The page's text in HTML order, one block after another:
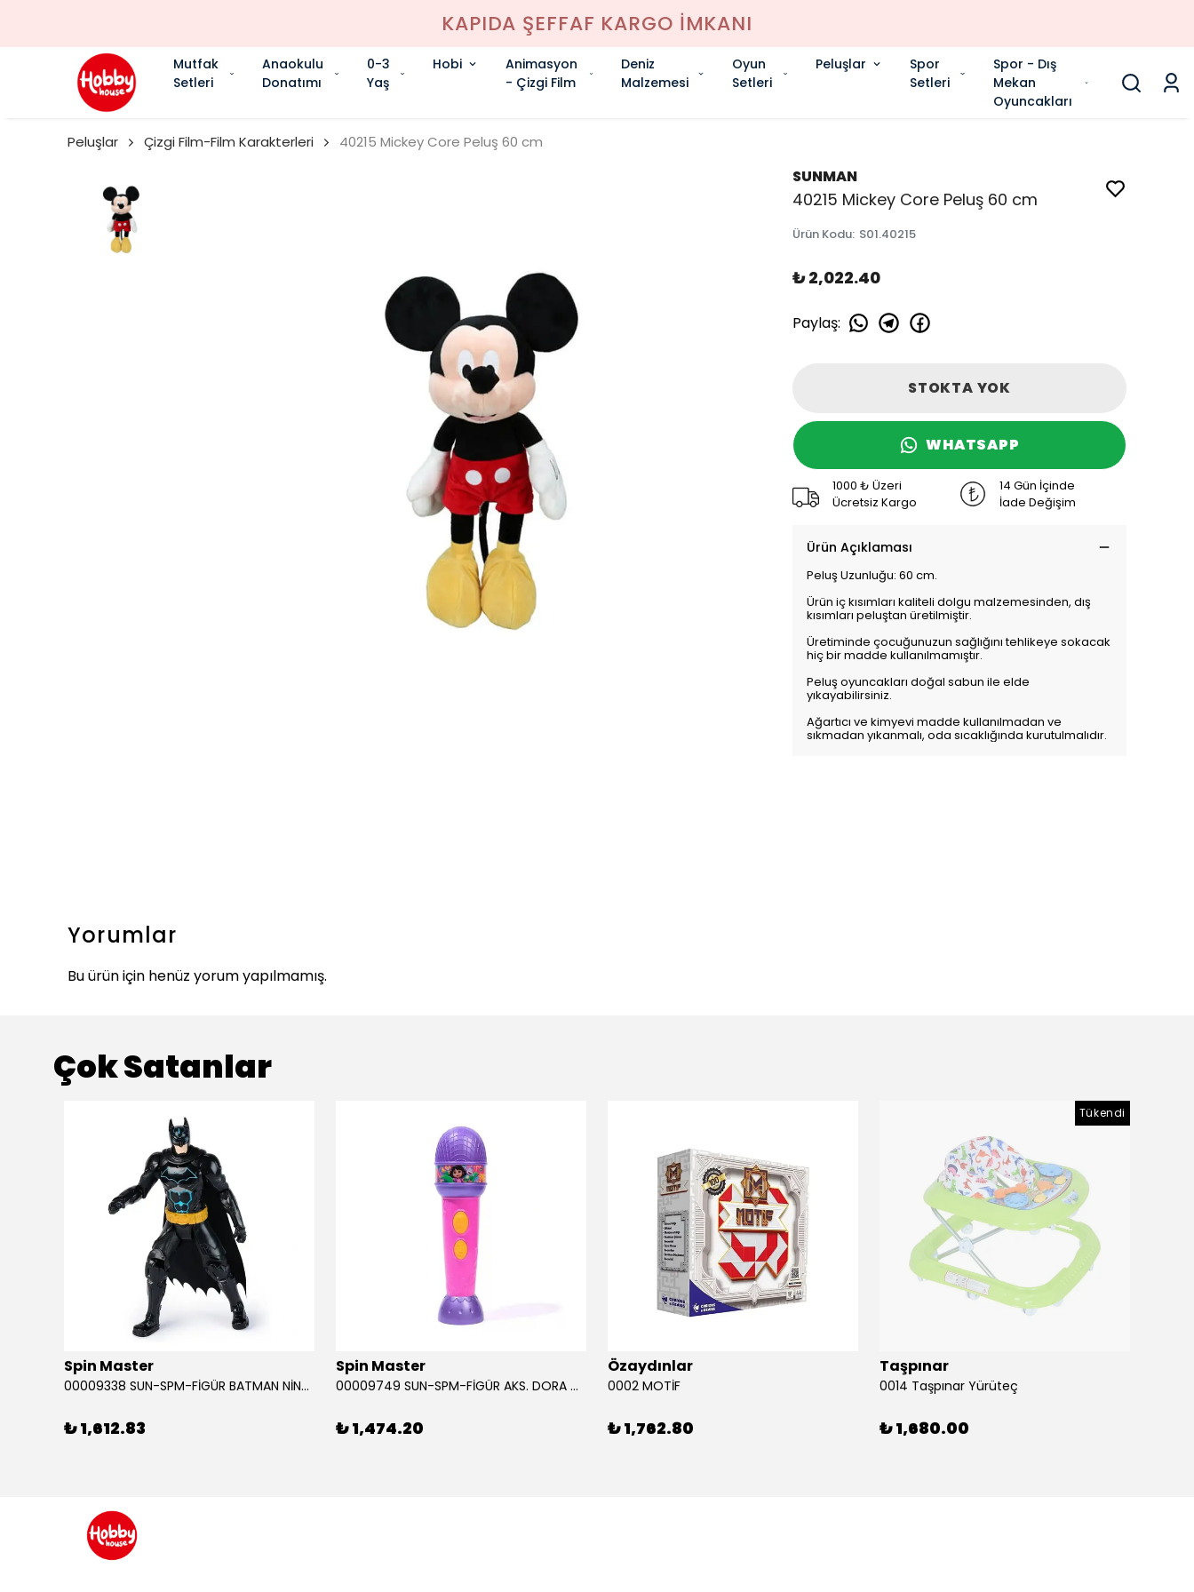
KAPIDA ŞEFFAF KARGO İMKANI
Mutfak
Setleri
Anaokulu
Donatımı
0-3
Yaş
Hobi
Animasyon
- Çizgi Film
Deniz
Malzemesi
Oyun
Setleri
Peluşlar
Spor
Setleri
Spor - Dış
Mekan
Oyuncakları
Peluşlar Çizgi Film-Film Karakterleri 40215 Mickey Core Peluş 60 cm
SUNMAN
40215 Mickey Core Peluş 60 cm
Ürün Kodu: S01.40215
₺ 2,022.40
Paylaş:
STOKTA YOK
WHATSAPP
1000 ₺ Üzeri
Ücretsiz Kargo
14 Gün İçinde
İade Değişim
Ürün Açıklaması
Peluş Uzunluğu: 60 cm.
Ürün iç kısımları kaliteli dolgu malzemesinden, dış
kısımları peluştan üretilmiştir.
Üretiminde çocuğunuzun sağlığını tehlikeye sokacak
hiç bir madde kullanılmamıştır.
Peluş oyuncakları doğal sabun ile elde
yıkayabilirsiniz.
Ağartıcı ve kimyevi madde kullanılmadan ve
sıkmadan yıkanmalı, oda sıcaklığında kurutulmalıdır.
Yorumlar
Bu ürün için henüz yorum yapılmamış.
Çok Satanlar
Spin Master
00009338 SUN-SPM-FİGÜR BATMAN NİNJA STRIKE 30 CM. EXC.
₺ 1,612.83
Spin Master
00009749 SUN-SPM-FİGÜR AKS. DORA MİKROFON YAĞMUR ORMANI RİTMİ (DORA) SESLİ
₺ 1,474.20
Özaydınlar
0002 MOTİF
₺ 1,762.80
Tükendi
Taşpınar
0014 Taşpınar Yürüteç
₺ 1,680.00